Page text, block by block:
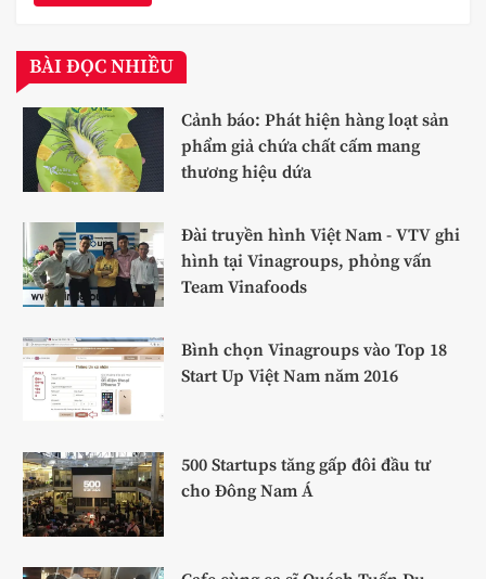
BÀI ĐỌC NHIỀU
Cảnh báo: Phát hiện hàng loạt sản
phẩm giả chứa chất cấm mang
thương hiệu dứa
Đài truyền hình Việt Nam - VTV ghi
hình tại Vinagroups, phỏng vấn
Team Vinafoods
Bình chọn Vinagroups vào Top 18
Start Up Việt Nam năm 2016
500 Startups tăng gấp đôi đầu tư
cho Đông Nam Á